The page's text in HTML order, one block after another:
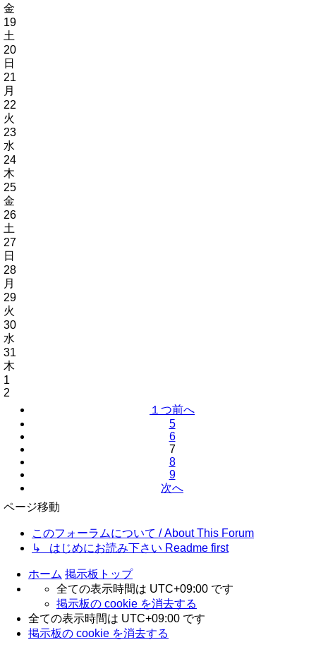
金
19
土
20
日
21
月
22
火
23
水
24
木
25
金
26
土
27
日
28
月
29
火
30
水
31
木
1
2
１つ前へ
5
6
7
8
9
次へ
ページ移動
このフォーラムについて / About This Forum
↳ はじめにお読み下さい Readme first
ホーム 掲示板トップ
全ての表示時間は UTC+09:00 です
掲示板の cookie を消去する
全ての表示時間は UTC+09:00 です
掲示板の cookie を消去する